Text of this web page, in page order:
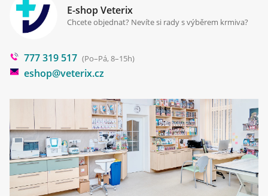
Cookies a podmínky používání
Klinika Prostějov
Poradna
Blog
E-shop Veterix
Chcete objednat? Nevíte si rady s výběrem krmiva?
777 319 517 (Po–Pá, 8–15h)
eshop@veterix.cz